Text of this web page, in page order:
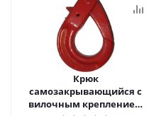
Крюк
самозакрывающийся с
вилочным креплением